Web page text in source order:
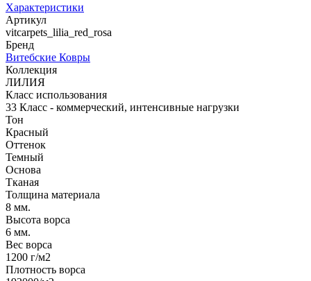
Характеристики
Артикул
vitcarpets_lilia_red_rosa
Бренд
Витебские Ковры
Коллекция
ЛИЛИЯ
Класс использования
33 Класс - коммерческий, интенсивные нагрузки
Тон
Красный
Оттенок
Темный
Основа
Тканая
Толщина материала
8 мм.
Высота ворса
6 мм.
Вес ворса
1200 г/м2
Плотность ворса